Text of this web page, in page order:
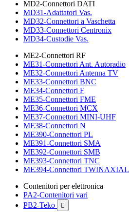
MD2-Connettori DATI
MD31-Adattatori Vas.
MD32-Connettori a Vaschetta
MD33-Connettori Centronix
MD34-Custodie Vas.
ME2-Connettori RF
ME31-Connettori Ant. Autoradio
ME32-Connettori Antenna TV
ME33-Connettori BNC
ME34-Connettori F
ME35-Connettori FME
ME36-Connettori MCX
ME37-Connettori MINI-UHF
ME38-Connettori N
ME390-Connettori PL
ME391-Connettori SMA
ME392-Connettori SMB
ME393-Connettori TNC
ME394-Connettori TWINAXIAL
Contenitori per elettronica
PA2-Contenitori vari
PB2-Teko
